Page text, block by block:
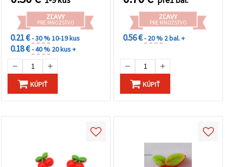
ZĽAVY
PRE MNOŽSTVO
0.21 €- 30 %10-19 kus
0.18 €- 40 % 20 kus +
KÚPIŤ
ZĽAVY
PRE MNOŽSTVO
0.56 €- 20 % 2 bal. +
KÚPIŤ